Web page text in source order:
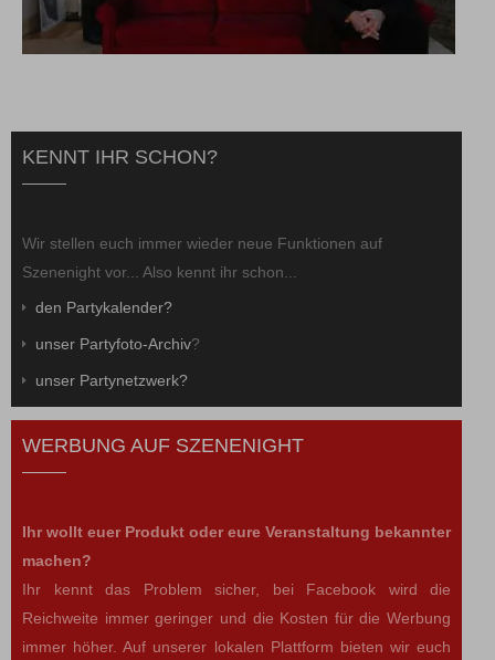
KENNT IHR SCHON?
Wir stellen euch immer wieder neue Funktionen auf
Szenenight vor... Also kennt ihr schon...
den Partykalender?
unser Partyfoto-Archiv?
unser Partynetzwerk?
WERBUNG AUF SZENENIGHT
Ihr wollt euer Produkt oder eure Veranstaltung bekannter
machen?
Ihr kennt das Problem sicher, bei Facebook wird die
Reichweite immer geringer und die Kosten für die Werbung
immer höher. Auf unserer lokalen Plattform bieten wir euch